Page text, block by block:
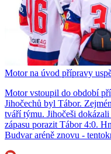
Motor na úvod přípravy
Motor vstoupil do období
Jihočechů byl Tábor.
tváří týmu. Jihočeši
zápasu porazit Tábor 4:0.
Budvar aréně znovu -